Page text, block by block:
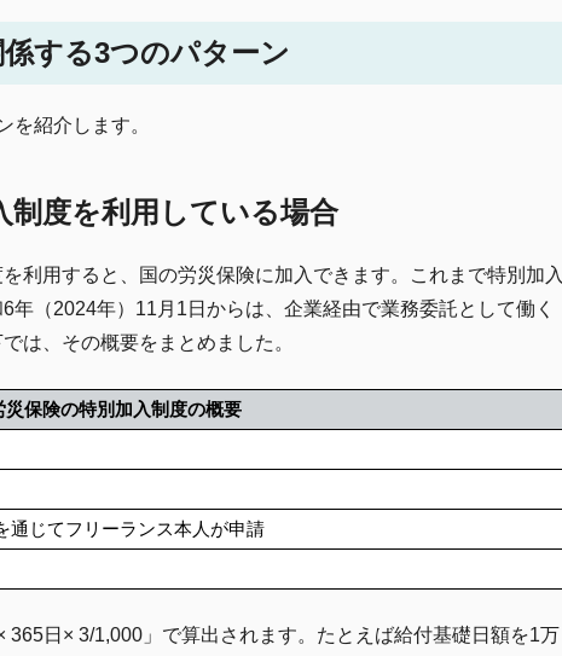
する3つのパターン
を紹介します。
制度を利用している場合
利用すると、国の労災保険に加入できます。これまで特別加入
（2024年）11月1日からは、企業経由で業務委託として働く
は、その概要をまとめました。
災保険の特別加入制度の概要
通じてフリーランス本人が申請
日× 3/1,000」で算出されます。たとえば給付基礎日額を1万